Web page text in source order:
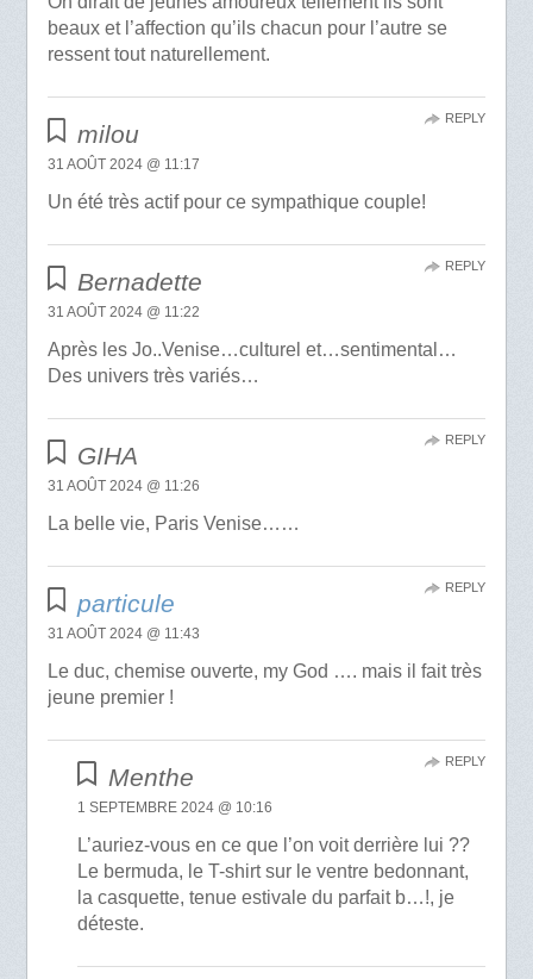
beaux et l’affection qu’ils chacun pour l’autre se
ressent tout naturellement.
milou
31 AOÛT 2024 @ 11:17
Un été très actif pour ce sympathique couple!
REPLY
Bernadette
31 AOÛT 2024 @ 11:22
Après les Jo..Venise…culturel et…sentimental…
Des univers très variés…
REPLY
GIHA
31 AOÛT 2024 @ 11:26
La belle vie, Paris Venise……
REPLY
particule
31 AOÛT 2024 @ 11:43
Le duc, chemise ouverte, my God …. mais il fait très
jeune premier !
REPLY
Menthe
1 SEPTEMBRE 2024 @ 10:16
L’auriez-vous en ce que l’on voit derrière lui ??
Le bermuda, le T-shirt sur le ventre bedonnant,
la casquette, tenue estivale du parfait b…!, je
déteste.
REPLY